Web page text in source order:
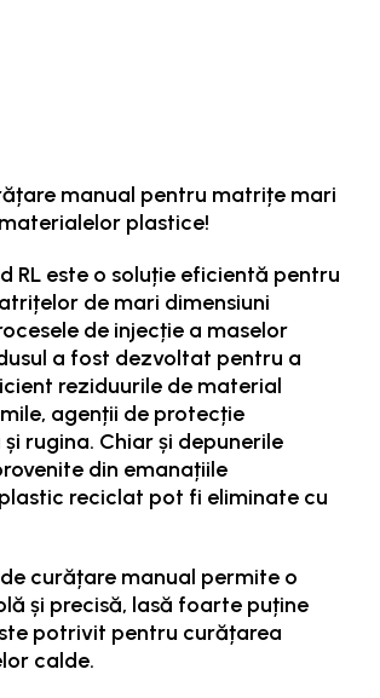
manual pentru matrițe mari
plastice!
RL este o soluție eficientă pentru
de mari dimensiuni
de injecție a maselor
a fost dezvoltat pentru a
reziduurile de material
agenții de protecție
rugina. Chiar și depunerile
din emanațiile
reciclat pot fi eliminate cu
curățare manual permite o
și precisă, lasă foarte puține
potrivit pentru curățarea
calde.